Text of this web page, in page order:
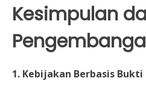
Kesimpulan
1. Kebijakan Berbasis Bukti